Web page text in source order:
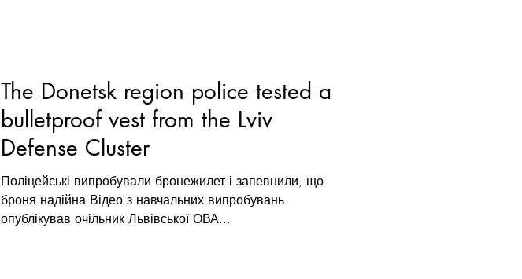
The Donetsk region police tested a
bulletproof vest from the Lviv
Defense Cluster
Поліцейські випробували бронежилет і запевнили, що
броня надійна Відео з навчальних випробувань
опублікував очільник Львівської ОВА...